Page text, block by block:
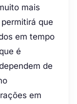
mais
que
em tempo
é
de
em